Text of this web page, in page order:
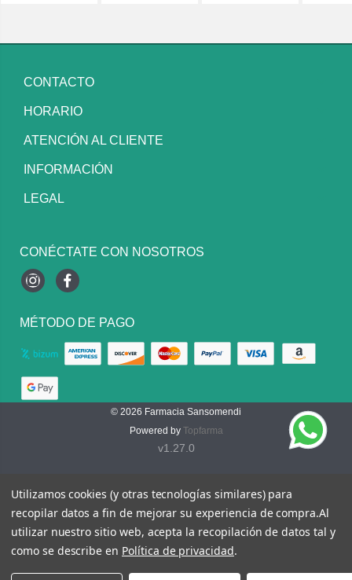
CONTACTO
HORARIO
ATENCIÓN AL CLIENTE
INFORMACIÓN
LEGAL
CONÉCTATE CON NOSOTROS
InstagramFacebook
MÉTODO DE PAGO
© 2026 Farmacia Sansomendi
Powered by Topfarma
v1.27.0
Utilizamos cookies (y otras tecnologías similares) para
recopilar datos a fin de mejorar su experiencia de compra.Al
utilizar nuestro sitio web, acepta la recopilación de datos tal y
como se describe en Política de privacidad.